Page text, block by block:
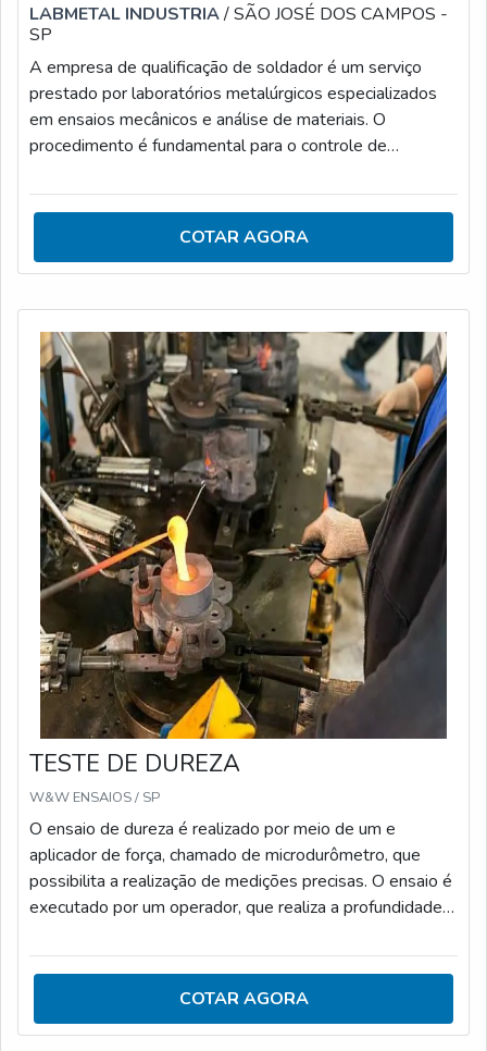
LABMETAL INDUSTRIA/ SÃO JOSÉ DOS CAMPOS -
SP
A empresa de qualificação de soldador é um serviço
prestado por laboratórios metalúrgicos especializados
em ensaios mecânicos e análise de materiais. O
procedimento é fundamental para o controle de
controle da qualidade.QUALIDADE NA
oferecidas pelos laboratórios metalúrgicos abrangem:
Elaboração do Registro de Qualificação do Soldador
Procedimento de Sol
COTAR AGORA
TESTE DE DUREZA
W&W ENSAIOS / SP
O ensaio de dureza é realizado por meio de um e
aplicador de força, chamado de microdurômetro, que
possibilita a realização de medições precisas. O ensaio é
executado por um operador, que realiza a profundidade
Em seguida, é possível obter os resultados do ensaio,
realizado. O ensaio de dureza é uma forma eficaz de
medir a resistência de variados materiais ao desgaste e
COTAR AGORA